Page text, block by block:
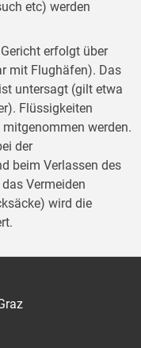
etc) werden
erfolgt über
mit Flughäfen). Das
untersagt (gilt etwa
Flüssigkeiten
werden.
der
beim Verlassen des
Vermeiden
wird die